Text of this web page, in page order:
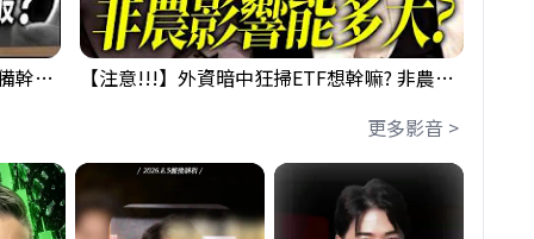
鴻海回測季線是機會還是危機!?下周準備幹大事?｜0807 #3661 #2317 #2317鴻海 【注意!!!】外資暗中狂掃ETF想幹嘛? 非農影響能多大?!｜ Mr.永年 李 / Mr.JIMMY 高志銘 / 理財有夠跩
更多影音 >